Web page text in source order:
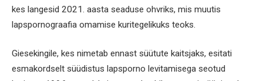
kes langesid 2021. aasta seaduse ohvriks, mis muutis
lapspornograafia omamise kuritegelikuks teoks.
Giesekingile, kes nimetab ennast süütute kaitsjaks, esitati
esmakordselt süüdistus lapsporno levitamisega seotud